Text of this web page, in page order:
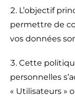
L’objectif
permettre de
vos données
Cette
personnelles
« Utilisateurs »